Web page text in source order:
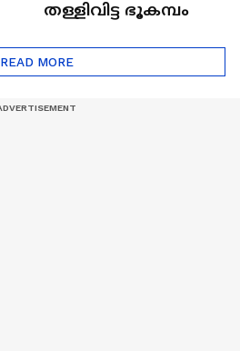
തള്ളിവിട്ട ഭൂകമ്പം
READ MORE